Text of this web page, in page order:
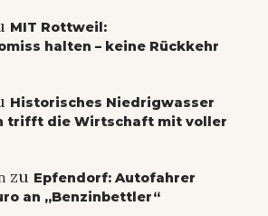
MIT Rottweil:
halten – keine Rückkehr
Historisches Niedrigwasser
trifft die Wirtschaft mit voller
zu Epfendorf: Autofahrer
an „Benzinbettler“